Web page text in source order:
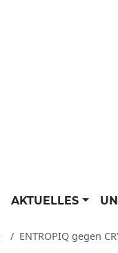
AKTUELLES
ENTROPIQ gegen